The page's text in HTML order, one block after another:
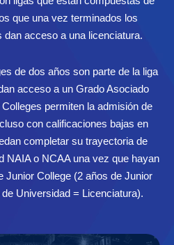
que una vez terminados los
acceso a una licenciatura.
de dos años son parte de la liga
acceso a un Grado Asociado
permiten la admisión de
con calificaciones bajas en
completar su trayectoria de
NAIA o NCAA una vez que hayan
Junior College (2 años de Junior
Universidad = Licenciatura).